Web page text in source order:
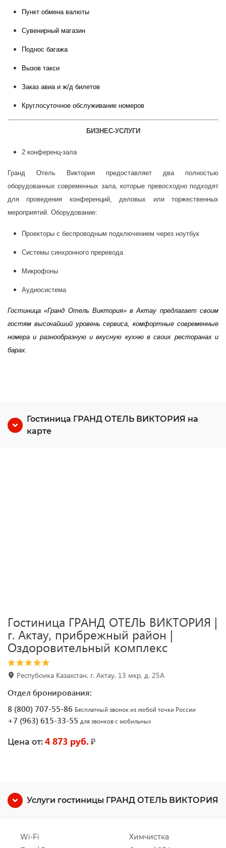
Пункт обмена валюты
Сувенирный магазин
Поднос багажа
Вызов такси
Заказ авиа и ж/д билетов
Круглосуточное обслуживание номеров
БИЗНЕС-УСЛУГИ
2 конференц-зала
Гранд Отель Виктория предоставляет два полностью
оборудованных современных зала, которые превосходно подходят
для проведения конференций, деловых или торжественных
мероприятий. Оборудование:
Проекторы с беспроводным подключением через ноутбук
Системы синхронного преревода
Микрофоны
Аудиосистема
Гостиница «Гранд Отель Виктория» в Актау предлагает своим
гостям высочайший уровень сервиса, комфортные современные
номера и разнообразную и вкусную кухню в своих ресторанах и
барах.
Гостиница ГРАНД ОТЕЛЬ ВИКТОРИЯ на
карте
Гостиница ГРАНД ОТЕЛЬ ВИКТОРИЯ |
г. Актау, прибрежный район |
Оздоровительный комплекс
Респубоика Казахстан, г. Актау, 13 мкр, д. 25А
Отдел бронирования:
8 (800) 707-55-86 Бесплатный звонок из любой точки России
+7 (963) 615-33-55 для звонков с мобильных
Цена от: 4 873 руб. ₽
Услуги гостиницы ГРАНД ОТЕЛЬ ВИКТОРИЯ
Wi-Fi
Химчистка